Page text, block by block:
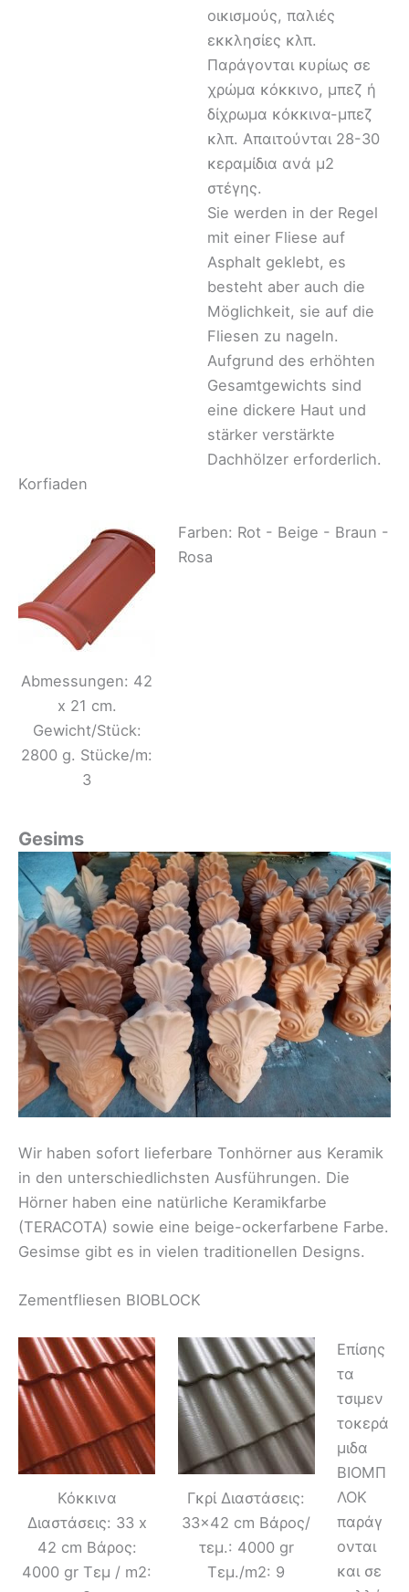
οικισμούς, παλιές
εκκλησίες κλπ.
Παράγονται κυρίως σε
χρώμα κόκκινο, μπεζ ή
δίχρωμα κόκκινα-μπεζ
κλπ. Απαιτούνται 28-30
κεραμίδια ανά μ2
στέγης.
Sie werden in der Regel
mit einer Fliese auf
Asphalt geklebt, es
besteht aber auch die
Möglichkeit, sie auf die
Fliesen zu nageln.
Aufgrund des erhöhten
Gesamtgewichts sind
eine dickere Haut und
stärker verstärkte
Dachhölzer erforderlich.
Korfiaden
Abmessungen: 42
x 21 cm.
Gewicht/Stück:
2800 g. Stücke/m:
3
Farben: Rot - Beige - Braun -
Rosa
Gesims
Wir haben sofort lieferbare Tonhörner aus Keramik
in den unterschiedlichsten Ausführungen. Die
Hörner haben eine natürliche Keramikfarbe
(TERACOTA) sowie eine beige-ockerfarbene Farbe.
Gesimse gibt es in vielen traditionellen Designs.
Zementfliesen BIOBLOCK
Κόκκινα
Διαστάσεις: 33 x
42 cm Βάρος:
4000 gr Τεμ / m2:
Γκρί Διαστάσεις:
33×42 cm Βάρος/
τεμ.: 4000 gr
Τεμ./m2: 9
Επίσης
τα
τσιμεν
τοκερά
μιδα
ΒΙΟΜΠ
ΛΟΚ
παράγ
ονται
και σε